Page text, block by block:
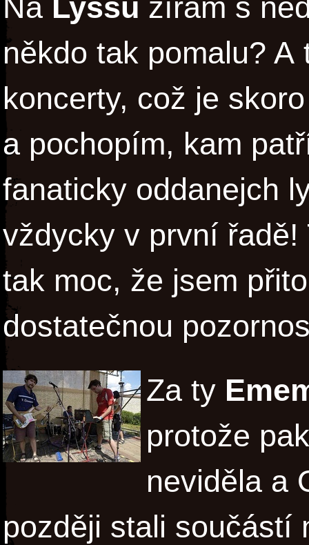
Na Lyssu zírám s
někdo tak pomalu?
koncerty, což je
a pochopím, kam
fanaticky oddanejch
vždycky v první
tak moc, že jsem
dostatečnou
Za ty
protože
neviděla a
později stali součástí